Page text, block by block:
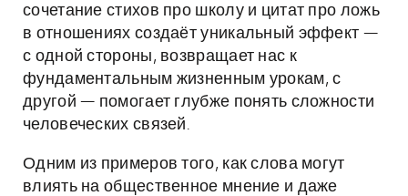
сочетание стихов про школу и цитат про ложь
в отношениях создаёт уникальный эффект —
с одной стороны, возвращает нас к
фундаментальным жизненным урокам, с
другой — помогает глубже понять сложности
человеческих связей.
Одним из примеров того, как слова могут
влиять на общественное мнение и даже